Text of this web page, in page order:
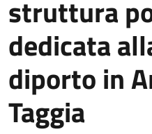
struttura
dedicata
diporto in
Taggia